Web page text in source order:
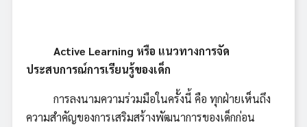
Active Learning หรือ แนวทางการจัด
ประสบการณ์การเรียนรู้ของเด็ก
การลงนามความร่วมมือในครั้งนี้ คือ ทุกฝ่ายเห็นถึง
ความสำคัญของการเสริมสร้างพัฒนาการของเด็กก่อน